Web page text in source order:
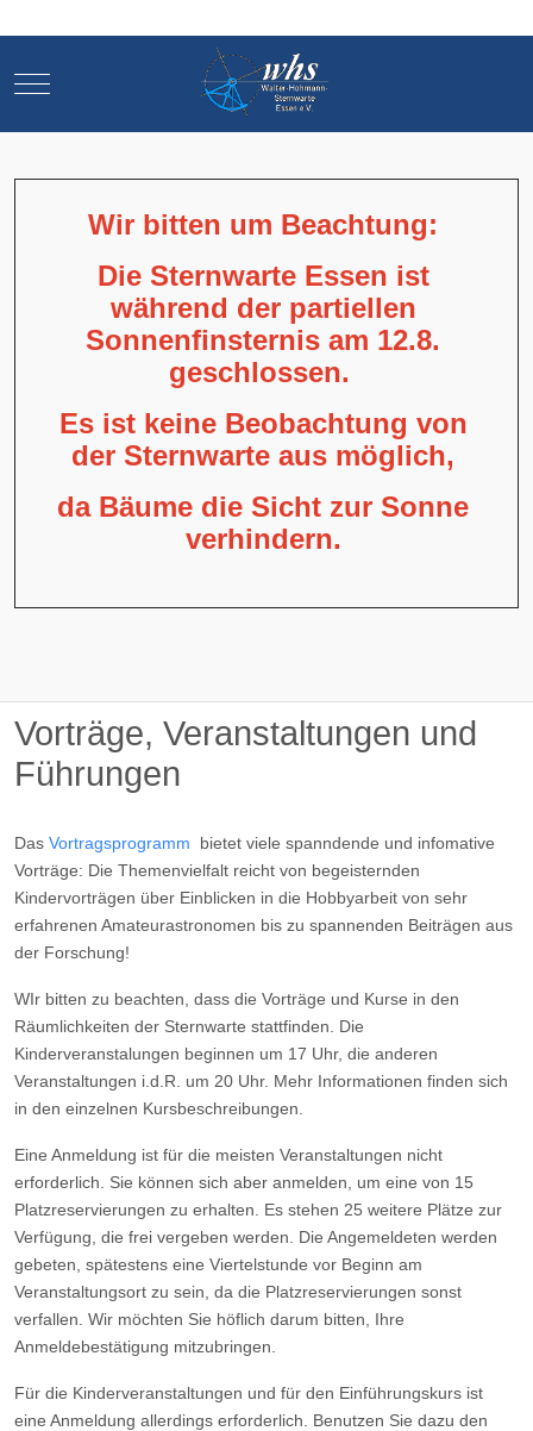
Mobile Menu Toggle
Wir bitten um Beachtung:
Die Sternwarte Essen ist
während der partiellen
Sonnenfinsternis am 12.8.
geschlossen.
Es ist keine Beobachtung von
der Sternwarte aus möglich,
da Bäume die Sicht zur Sonne
verhindern.
Vorträge, Veranstaltungen und
Führungen
Das Vortragsprogramm bietet viele spanndende und infomative
Vorträge: Die Themenvielfalt reicht von begeisternden
Kindervorträgen über Einblicken in die Hobbyarbeit von sehr
erfahrenen Amateurastronomen bis zu spannenden Beiträgen aus
der Forschung!
WIr bitten zu beachten, dass die Vorträge und Kurse in den
Räumlichkeiten der Sternwarte stattfinden. Die
Kinderveranstalungen beginnen um 17 Uhr, die anderen
Veranstaltungen i.d.R. um 20 Uhr. Mehr Informationen finden sich
in den einzelnen Kursbeschreibungen.
Eine Anmeldung ist für die meisten Veranstaltungen nicht
erforderlich. Sie können sich aber anmelden, um eine von 15
Platzreservierungen zu erhalten. Es stehen 25 weitere Plätze zur
Verfügung, die frei vergeben werden. Die Angemeldeten werden
gebeten, spätestens eine Viertelstunde vor Beginn am
Veranstaltungsort zu sein, da die Platzreservierungen sonst
verfallen. Wir möchten Sie höflich darum bitten, Ihre
Anmeldebestätigung mitzubringen.
Für die Kinderveranstaltungen und für den Einführungskurs ist
eine Anmeldung allerdings erforderlich. Benutzen Sie dazu den